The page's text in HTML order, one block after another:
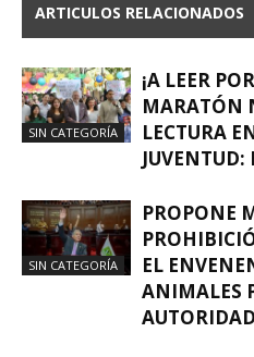
ARTICULOS RELACIONADOS
SIN CATEGORÍA
¡A LEER
MARATÓN
LECTURA
JUVENTUD:
SIN CATEGORÍA
PROPONE
EL
ANIMALES